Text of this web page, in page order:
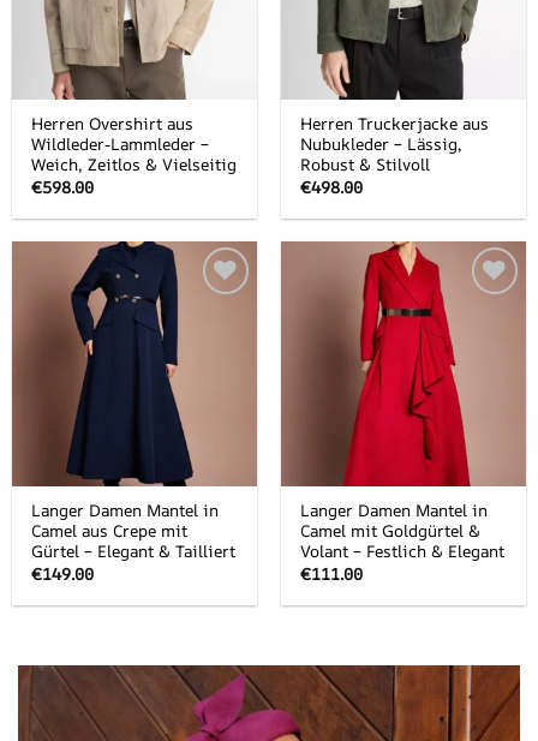
Herren Overshirt aus
Wildleder-Lammleder –
Weich, Zeitlos & Vielseitig
€598.00
Herren Truckerjacke aus
Nubukleder – Lässig,
Robust & Stilvoll
€498.00
Langer Damen Mantel in
Camel aus Crepe mit
Gürtel – Elegant & Tailliert
€149.00
wishlist
Langer Damen Mantel in
Camel mit Goldgürtel &
Volant – Festlich & Elegant
€111.00